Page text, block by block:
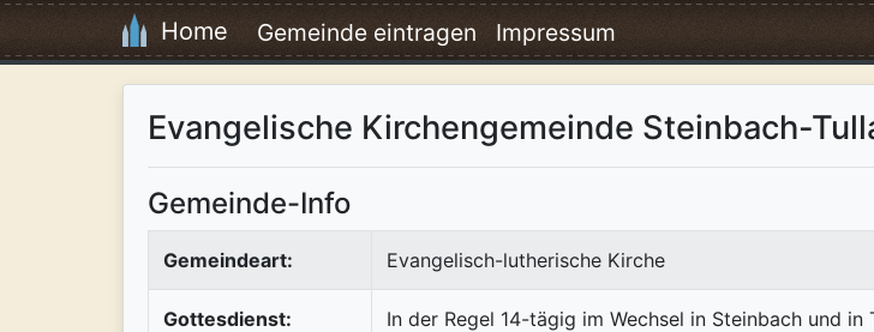
Home Gemeinde eintragen Impressum
Evangelische Kirchengemeinde Steinbach-
Gemeinde-Info
Gemeindeart: Evangelisch-lutherische Kirche
Gottesdienst:
In der Regel 14-tägig im Wechsel in Steinbach und in